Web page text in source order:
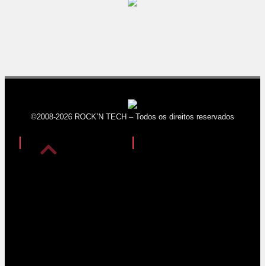
©2008-2026 ROCK’N TECH – Todos os direitos reservados